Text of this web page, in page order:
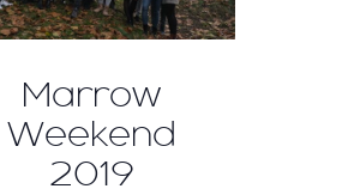
Marrow
Weekend
2019